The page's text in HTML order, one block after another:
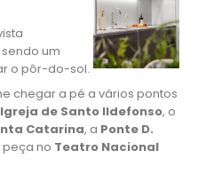
um
o pôr-do-sol.
chegar a pé a vários pontos
Igreja de Santo Ildefonso, o
Catarina, a Ponte D.
peça no Teatro Nacional